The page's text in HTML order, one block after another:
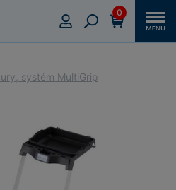
0
systém MultiGrip